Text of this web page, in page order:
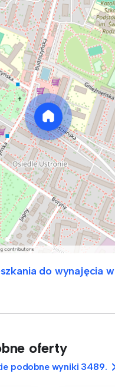
do wynajęcia w
oferty
podobne wyniki 3489.